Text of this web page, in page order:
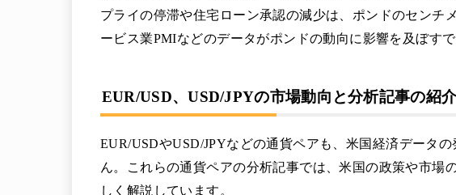
プライの停滞や住宅ローン承認の減少は、ポンドのセンチ
ービス業PMIなどのデータがポンドの動向に影響を及ぼすで
EUR/USD、USD/JPYの市場動向と分析記事の紹
EUR/USDやUSD/JPYなどの通貨ペアも、米国経済データ
ん。これらの通貨ペアの分析記事では、米国の政策や市場
しく解説しています。